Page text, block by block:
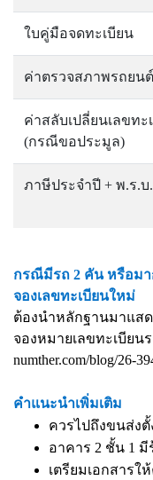
ใบคู่มือจดทะเบียน
ค่าตรวจสภาพรถยน
ค่าสลับเปลี่ยนเลขทะ
(กรณีขอประมูล)
ภาษีประจำปี + พ.ร.บ.
กรณีมีรถ 2 คัน หรือม
จองเลขทะเบียนใหม่
ต้องนำหลักฐานมาแส
จองหมายเลขทะเบียน
numther.com/blog/26-
คำแนะนำเพิ่มเติม
ควรไปถึงขนส่งตั้
อาคาร 2 ชั้น 1
เตรียมเอกสารใ